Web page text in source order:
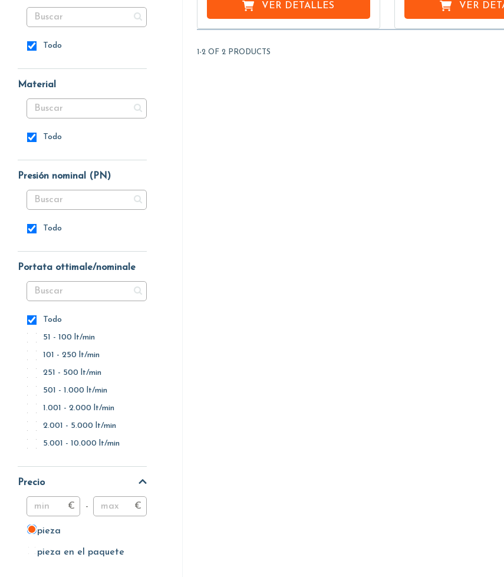
Todo
Material
Todo
Presión nominal (PN)
Todo
Portata ottimale/nominale
Todo
51 - 100 lt/min
101 - 250 lt/min
251 - 500 lt/min
501 - 1.000 lt/min
1.001 - 2.000 lt/min
2.001 - 5.000 lt/min
5.001 - 10.000 lt/min
Precio
€ - €
piezapieza
pieza en el paquete
pieza en el paquete
VER DETALLES VER
1-2 OF 2 PRODUCTS